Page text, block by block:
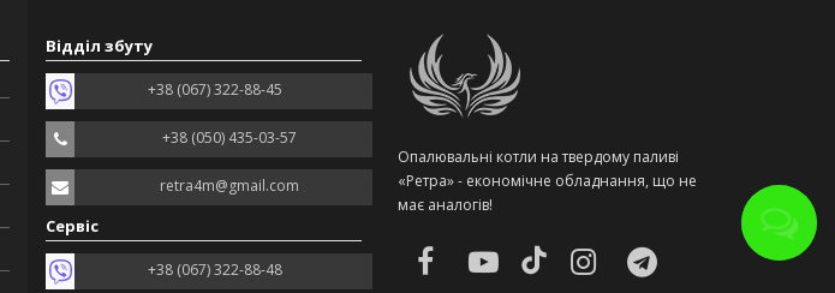
Відділ збуту
+38 (067) 322-88-45
+38 (050) 435-03-57
retra4m@gmail.com
Сервіс
+38 (067) 322-88-48
Опалювальні котли на твердому паливі
«Ретра» - економічне обладнання, що не
має аналогів!